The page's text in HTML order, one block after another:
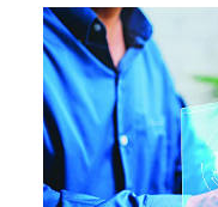
Дадатковыя
кааперацыі